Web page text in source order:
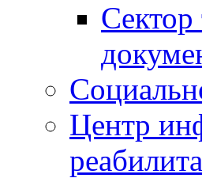
Центр